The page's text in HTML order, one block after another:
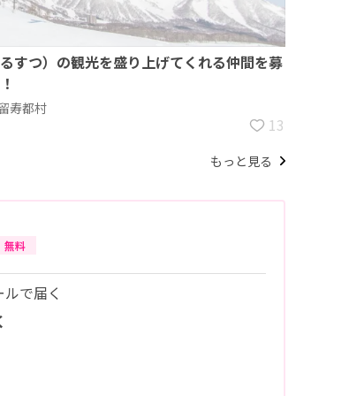
すつ）の観光を盛り上げてくれる仲間を募
寿都村
13
もっと見る
無料
で届く